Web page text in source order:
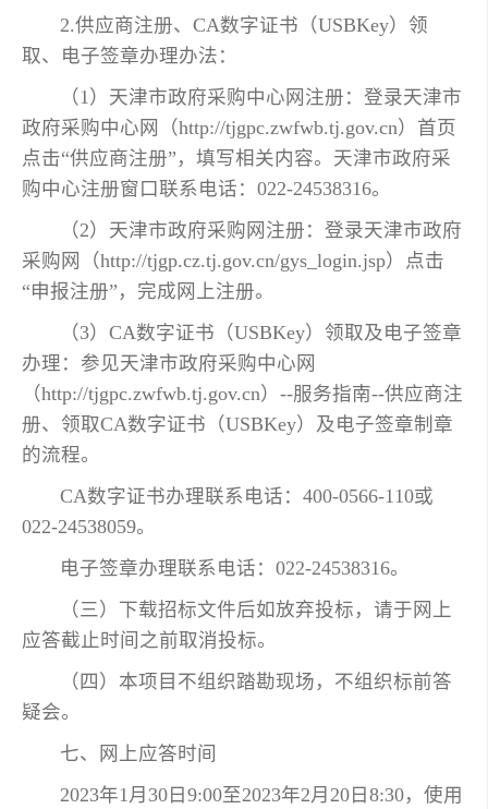
2.供应商注册、CA数字证书（USBKey）领
取、电子签章办理办法：
（1）天津市政府采购中心网注册：登录天津市
政府采购中心网（http://tjgpc.zwfwb.tj.gov.cn）首页
点击“供应商注册”，填写相关内容。天津市政府采
购中心注册窗口联系电话：022-24538316。
（2）天津市政府采购网注册：登录天津市政府
采购网（http://tjgp.cz.tj.gov.cn/gys_login.jsp）点击
“申报注册”，完成网上注册。
（3）CA数字证书（USBKey）领取及电子签章
办理：参见天津市政府采购中心网
（http://tjgpc.zwfwb.tj.gov.cn）--服务指南--供应商注
册、领取CA数字证书（USBKey）及电子签章制章
的流程。
CA数字证书办理联系电话：400-0566-110或
022-24538059。
电子签章办理联系电话：022-24538316。
（三）下载招标文件后如放弃投标，请于网上
应答截止时间之前取消投标。
（四）本项目不组织踏勘现场，不组织标前答
疑会。
七、网上应答时间
2023年1月30日9:00至2023年2月20日8:30，使用